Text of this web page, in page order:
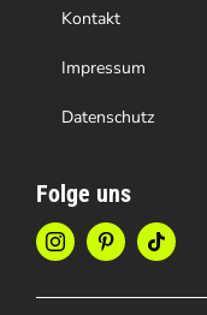
Kontakt
Impressum
Datenschutz
Folge uns